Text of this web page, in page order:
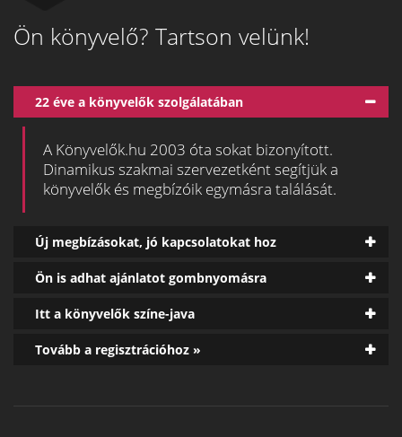
Ön könyvelő? Tartson velünk!
22 éve a könyvelők szolgálatában
A Könyvelők.hu 2003 óta sokat bizonyított.
Dinamikus szakmai szervezetként segítjük a
könyvelők és megbízóik egymásra találását.
Új megbízásokat, jó kapcsolatokat hoz
Ön is adhat ajánlatot gombnyomásra
Itt a könyvelők színe-java
Tovább a regisztrációhoz »